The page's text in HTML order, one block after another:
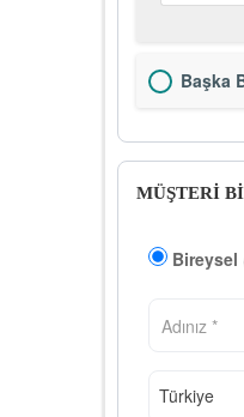
Başka
MÜŞTERİ
Bireysel
Türkiye